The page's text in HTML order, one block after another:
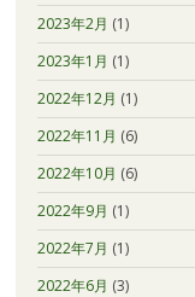
2023年2月 (1)
2023年1月 (1)
2022年12月 (1)
2022年11月 (6)
2022年10月 (6)
2022年9月 (1)
2022年7月 (1)
2022年6月 (3)